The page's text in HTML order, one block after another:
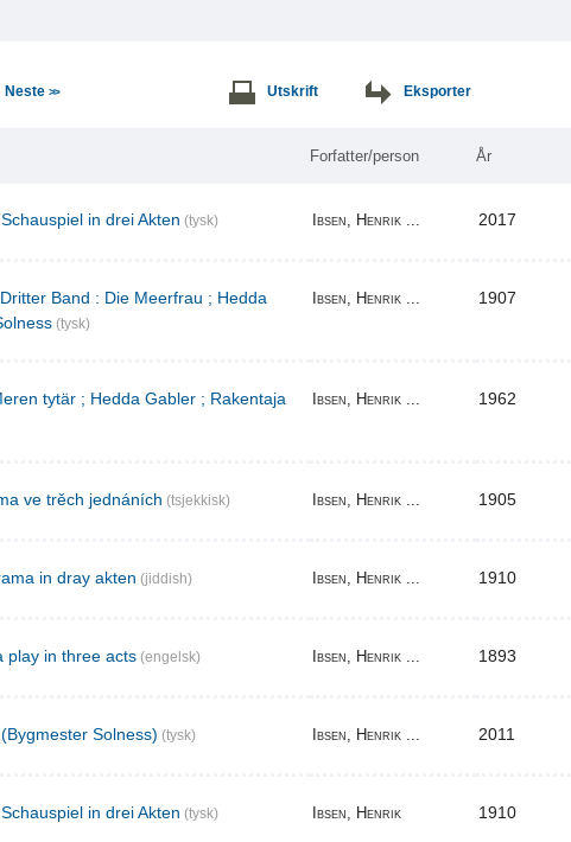
Neste >> Utskrift Eksporter
Forfatter/person År
in drei Akten (tysk) Ibsen, Henrik ... 2017
Band : Die Meerfrau ; Hedda
(tysk)
Ibsen, Henrik ... 1907
tytär ; Hedda Gabler ; Rakentaja
Ibsen, Henrik ... 1962
ve trěch jednáních (tsjekkisk) Ibsen, Henrik ... 1905
in dray akten (jiddish) Ibsen, Henrik ... 1910
play in three acts (engelsk) Ibsen, Henrik ... 1893
Solness) (tysk) Ibsen, Henrik ... 2011
in drei Akten (tysk) Ibsen, Henrik 1910